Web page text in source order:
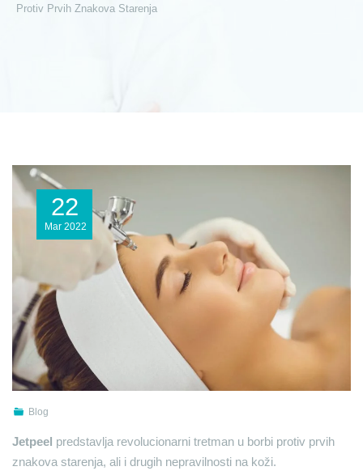
Protiv Prvih Znakova Starenja
22
Mar 2022
Blog
Jetpeel predstavlja revolucionarni tretman u borbi protiv prvih
znakova starenja, ali i drugih nepravilnosti na koži.